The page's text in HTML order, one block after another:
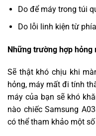
Do để máy trong túi
Do lỗi linh kiện từ
Những trường hợp hỏng
Sẽ thật khó chịu khi
hỏng, máy mất đi tính
máy của bạn sẽ khó
nào chiếc Samsung
có thể tham khảo một